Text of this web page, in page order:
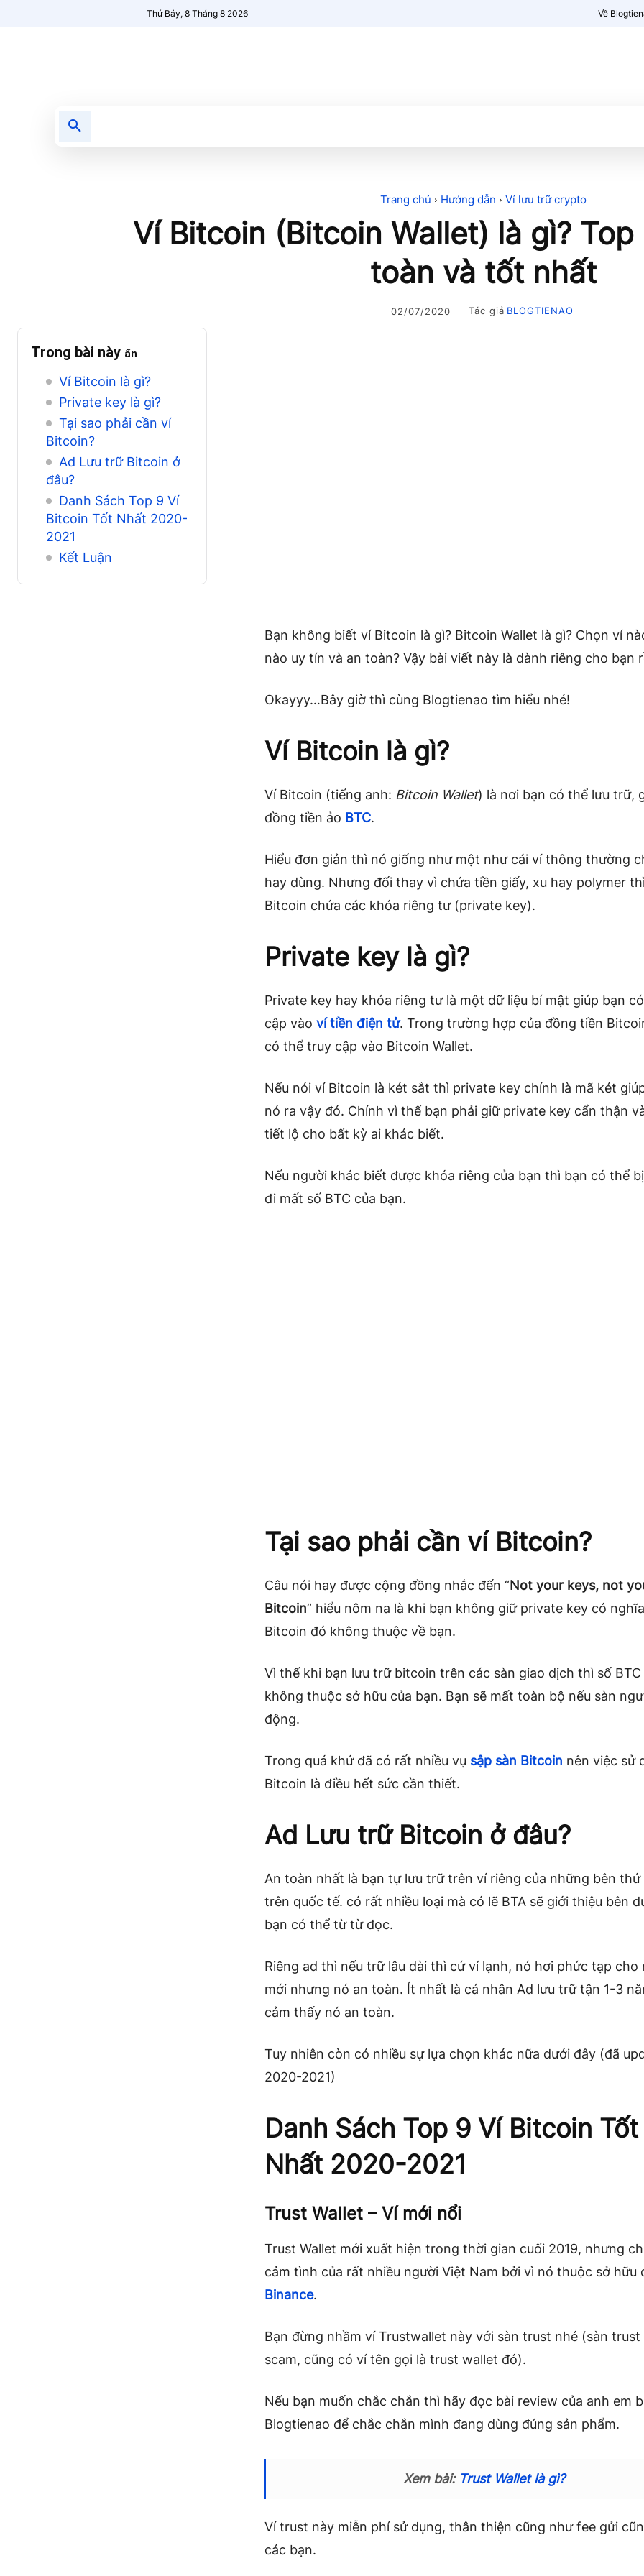
Thứ Bảy, 8 Tháng 8 2026 Về
Trang chủ Hướng dẫn Ví lưu trữ crypto
Ví Bitcoin (Bitcoin Wallet) là gì?
toàn và tốt nhất
02/07/2020 Tác giả BLOGTIENAO
Trong bài này ẩn
Ví Bitcoin là gì?
Private key là gì?
Tại sao phải cần ví
Bitcoin?
Ad Lưu trữ Bitcoin ở
đâu?
Danh Sách Top 9 Ví
Bitcoin Tốt Nhất 2020-
2021
Kết Luận
Bạn không biết ví Bitcoin là gì? Bitcoin Wallet là gì? Chọn ví
nào uy tín và an toàn? Vậy bài viết này là dành riêng cho bạn
Okayyy…Bây giờ thì cùng Blogtienao tìm hiểu nhé!
Ví Bitcoin là gì?
Ví Bitcoin (tiếng anh: Bitcoin Wallet) là nơi bạn có thể lưu trữ,
đồng tiền ảo BTC.
Hiểu đơn giản thì nó giống như một như cái ví thông thường
hay dùng. Nhưng đối thay vì chứa tiền giấy, xu hay polymer
Bitcoin chứa các khóa riêng tư (private key).
Private key là gì?
Private key hay khóa riêng tư là một dữ liệu bí mật giúp bạn
cập vào ví tiền điện tử. Trong trường hợp của đồng tiền
có thể truy cập vào Bitcoin Wallet.
Nếu nói ví Bitcoin là két sắt thì private key chính là mã két
nó ra vậy đó. Chính vì thế bạn phải giữ private key cẩn thận
tiết lộ cho bất kỳ ai khác biết.
Nếu người khác biết được khóa riêng của bạn thì bạn có thể
đi mất số BTC của bạn.
Tại sao phải cần ví Bitcoin?
Câu nói hay được cộng đồng nhắc đến “Not your keys, not
Bitcoin” hiểu nôm na là khi bạn không giữ private key có
Bitcoin đó không thuộc về bạn.
Vì thế khi bạn lưu trữ bitcoin trên các sàn giao dịch thì số BTC
không thuộc sở hữu của bạn. Bạn sẽ mất toàn bộ nếu sàn
động.
Trong quá khứ đã có rất nhiều vụ sập sàn Bitcoin nên việc sử
Bitcoin là điều hết sức cần thiết.
Ad Lưu trữ Bitcoin ở đâu?
An toàn nhất là bạn tự lưu trữ trên ví riêng của những bên thứ
trên quốc tế. có rất nhiều loại mà có lẽ BTA sẽ giới thiệu bên
bạn có thể từ từ đọc.
Riêng ad thì nếu trữ lâu dài thì cứ ví lạnh, nó hơi phức tạp cho
mới nhưng nó an toàn. Ít nhất là cá nhân Ad lưu trữ tận 1-3
cảm thấy nó an toàn.
Tuy nhiên còn có nhiều sự lựa chọn khác nữa dưới đây (đã
2020-2021)
Danh Sách Top 9 Ví Bitcoin Tốt
Nhất 2020-2021
Trust Wallet – Ví mới nổi
Trust Wallet mới xuất hiện trong thời gian cuối 2019, nhưng
cảm tình của rất nhiều người Việt Nam bởi vì nó thuộc sở hữu
Binance.
Bạn đừng nhầm ví Trustwallet này với sàn trust nhé (sàn trust
scam, cũng có ví tên gọi là trust wallet đó).
Nếu bạn muốn chắc chắn thì hãy đọc bài review của anh em
Blogtienao để chắc chắn mình đang dùng đúng sản phẩm.
Xem bài: Trust Wallet là gì?
Ví trust này miễn phí sử dụng, thân thiện cũng như fee gửi
các bạn.